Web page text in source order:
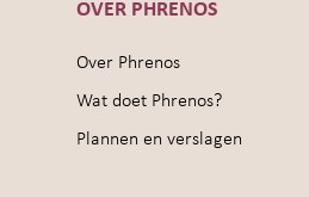
OVER PHRENOS
Over Phrenos
Wat doet Phrenos?
Plannen en verslagen